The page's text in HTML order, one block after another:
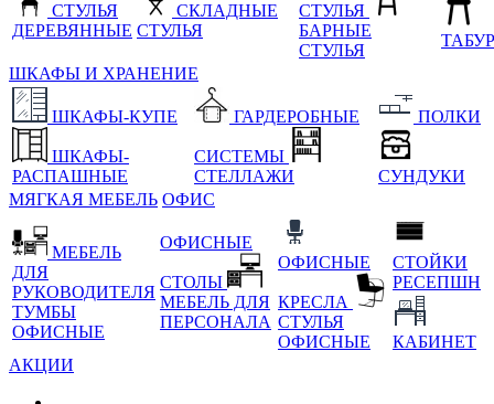
СТУЛЬЯ
ДЕРЕВЯННЫЕ
СКЛАДНЫЕ
СТУЛЬЯ
СТУЛЬЯ
БАРНЫЕ
СТУЛЬЯ
ШКАФЫ И ХРАНЕНИЕ
ШКАФЫ-КУПЕ
ШКАФЫ-
РАСПАШНЫЕ
ГАРДЕРОБНЫЕ
СИСТЕМЫ
СТЕЛЛАЖИ
ПОЛКИ
СУНДУКИ
МЯГКАЯ МЕБЕЛЬ ОФИС
МЕБЕЛЬ
ДЛЯ
РУКОВОДИТЕЛЯ
ТУМБЫ
ОФИСНЫЕ
ОФИСНЫЕ
СТОЛЫ
МЕБЕЛЬ ДЛЯ
ПЕРСОНАЛА
ОФИСНЫЕ
КРЕСЛА
СТУЛЬЯ
ОФИСНЫЕ
СТОЙКИ
РЕСЕПШН
КАБИНЕТ
АКЦИИ